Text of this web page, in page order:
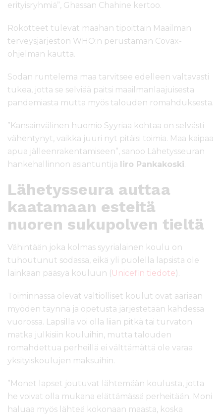
erityisryhmiä”, Ghassan Chahine kertoo.
Rokotteet tulevat maahan tipoittain Maailman
terveysjärjestön WHO:n perustaman Covax-
ohjelman kautta.
Sodan runtelema maa tarvitsee edelleen valtavasti
tukea, jotta se selviää paitsi maailmanlaajuisesta
pandemiasta mutta myös talouden romahduksesta.
”Kansainvälinen huomio Syyriaa kohtaa on selvästi
vähentynyt, vaikka juuri nyt pitäisi toimia. Maa kaipaa
apua jälleenrakentamiseen”, sanoo Lähetysseuran
hankehallinnon asiantuntija Iiro Pankakoski.
Lähetysseura auttaa
kaatamaan esteitä
nuoren sukupolven tieltä
Vähintään joka kolmas syyrialainen koulu on
tuhoutunut sodassa, eikä yli puolella lapsista ole
lainkaan pääsyä kouluun (Unicefin tiedote).
Toiminnassa olevat valtiolliset koulut ovat ääriään
myöden täynnä ja opetusta järjestetään kahdessa
vuorossa. Lapsilla voi olla liian pitkä tai turvaton
matka julkisiin kouluihin, mutta talouden
romahdettua perheillä ei välttämättä ole varaa
yksityiskoulujen maksuihin.
”Monet lapset joutuvat lähtemään koulusta, jotta
he voivat olla mukana elättämässä perheitään. Moni
haluaa myös lähteä kokonaan maasta, koska